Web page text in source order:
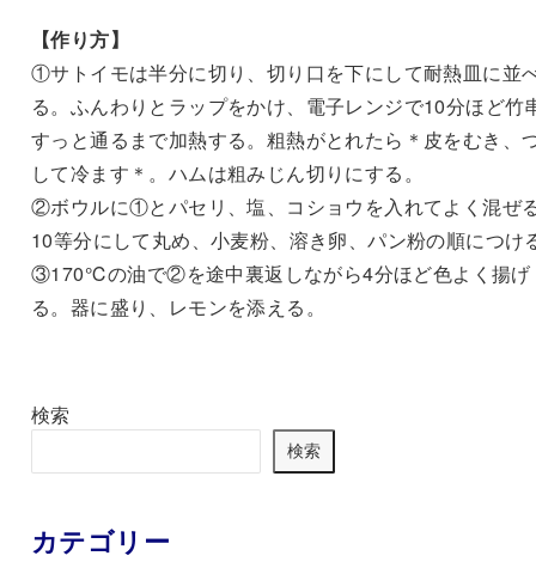
【作り方】
①サトイモは半分に切り、切り口を下にして耐熱皿に並
る。ふんわりとラップをかけ、電子レンジで10分ほど竹
すっと通るまで加熱する。粗熱がとれたら＊皮をむき、
して冷ます＊。ハムは粗みじん切りにする。
②ボウルに①とパセリ、塩、コショウを入れてよく混ぜ
10等分にして丸め、小麦粉、溶き卵、パン粉の順につけ
③170℃の油で②を途中裏返しながら4分ほど色よく揚げ
る。器に盛り、レモンを添える。
検索
検索
カテゴリー